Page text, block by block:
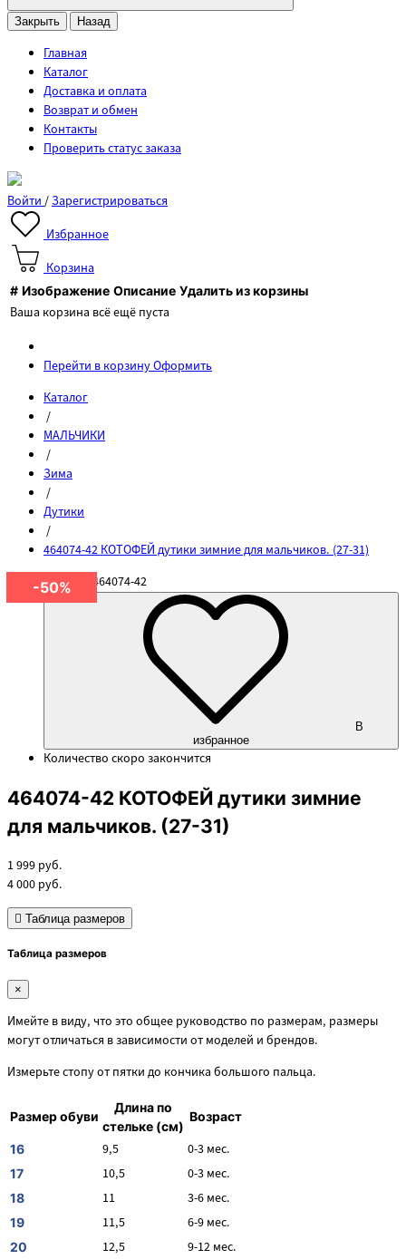
Закрыть Назад
Главная
Каталог
Доставка и оплата
Возврат и обмен
Контакты
Проверить статус заказа
Войти/Зарегистрироваться
Избранное
Корзина
# Изображение Описание Удалить из корзины
Ваша корзина всё ещё пуста
Перейти в корзинуОформить
Каталог
/
МАЛЬЧИКИ
/
Зима
/
Дутики
/
464074-42 КОТОФЕЙ дутики зимние для мальчиков. (27-31)
Артикул
464074-42
В
избранное
Количество скоро закончится
464074-42 КОТОФЕЙ дутики зимние
для мальчиков. (27-31)
1 999 руб.
-50%
4 000 руб.
Таблица размеров
Таблица размеров
×
Имейте в виду, что это общее руководство по размерам, размеры
могут отличаться в зависимости от моделей и брендов.
Измерьте стопу от пятки до кончика большого пальца.
Размер обуви
Длина по
стельке (см)
Возраст
16 9,5 0-3 мес.
17 10,5 0-3 мес.
18 11 3-6 мес.
19 11,5 6-9 мес.
20 12,5 9-12 мес.